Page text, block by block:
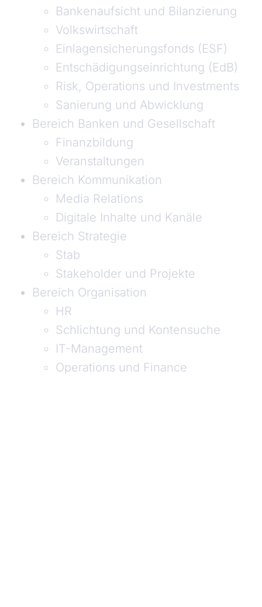
Bankenaufsicht und Bilanzierung
Volkswirtschaft
Einlagensicherungsfonds (ESF)
Entschädigungseinrichtung (EdB)
Risk, Operations und Investments
Sanierung und Abwicklung
Bereich Banken und Gesellschaft
Finanzbildung
Veranstaltungen
Bereich Kommunikation
Media Relations
Digitale Inhalte und Kanäle
Bereich Strategie
Stab
Stakeholder und Projekte
Bereich Organisation
HR
Schlichtung und Kontensuche
IT-Management
Operations und Finance